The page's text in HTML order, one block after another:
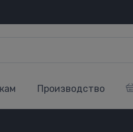
Производство